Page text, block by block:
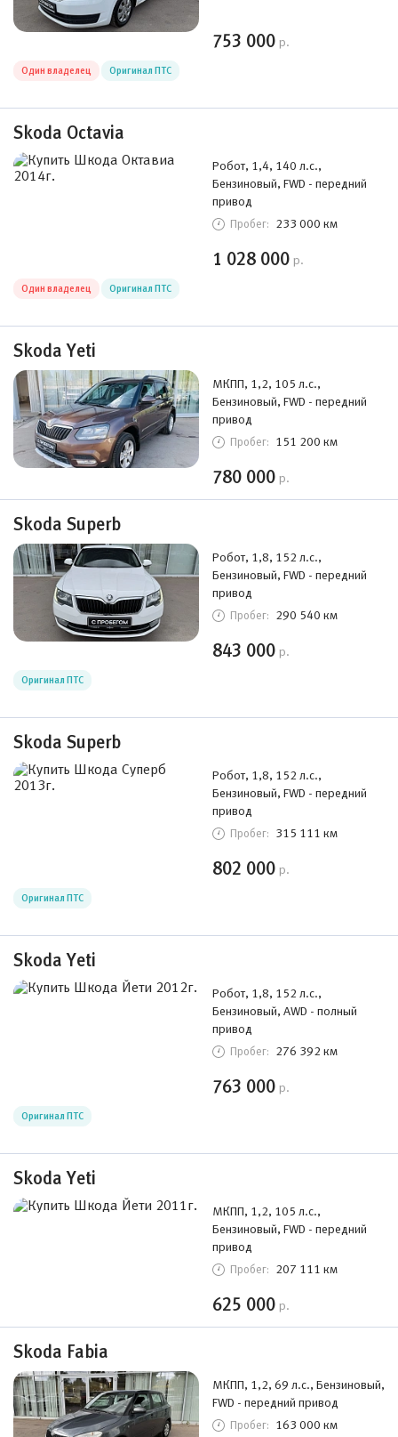
753 000 р.
Один владелец Оригинал ПТС
Skoda Octavia
Робот, 1,4, 140 л.с.,
Бензиновый, FWD - передний
привод
Пробег: 233 000 км
1 028 000 р.
Один владелец Оригинал ПТС
Skoda Yeti
МКПП, 1,2, 105 л.с.,
Бензиновый, FWD - передний
привод
Пробег: 151 200 км
780 000 р.
Skoda Superb
Робот, 1,8, 152 л.с.,
Бензиновый, FWD - передний
привод
Пробег: 290 540 км
843 000 р.
Оригинал ПТС
Skoda Superb
Робот, 1,8, 152 л.с.,
Бензиновый, FWD - передний
привод
Пробег: 315 111 км
802 000 р.
Оригинал ПТС
Skoda Yeti
Робот, 1,8, 152 л.с.,
Бензиновый, AWD - полный
привод
Пробег: 276 392 км
763 000 р.
Оригинал ПТС
Skoda Yeti
МКПП, 1,2, 105 л.с.,
Бензиновый, FWD - передний
привод
Пробег: 207 111 км
625 000 р.
Skoda Fabia
МКПП, 1,2, 69 л.с., Бензиновый,
FWD - передний привод
Пробег: 163 000 км